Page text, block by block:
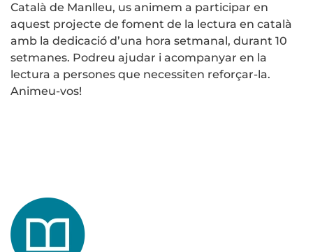
Català de Manlleu, us animem a participar en
aquest projecte de foment de la lectura en català
amb la dedicació d’una hora setmanal, durant 10
setmanes. Podreu ajudar i acompanyar en la
lectura a persones que necessiten reforçar-la.
Animeu-vos!